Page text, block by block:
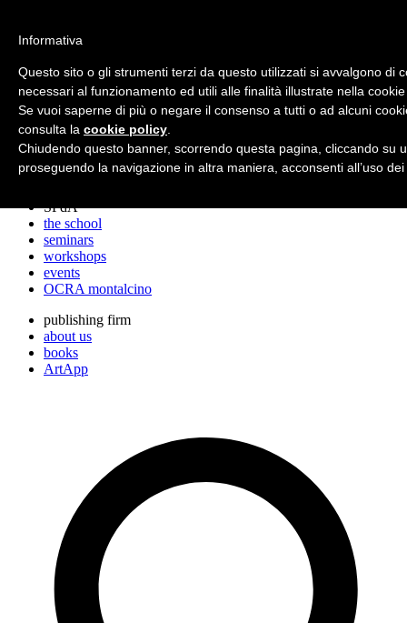
archos
the studio
projects
lectures
press cuttings
SPdA
the school
seminars
workshops
events
OCRA montalcino
publishing firm
about us
books
ArtApp
Informativa
Questo sito o gli strumenti terzi da questo utilizzati si avvalgono di
necessari al funzionamento ed utili alle finalità illustrate nella
Se vuoi saperne di più o negare il consenso a tutti o ad alcuni
consulta la cookie policy
Chiudendo questo banner, scorrendo questa pagina, cliccando su
proseguendo la navigazione in altra maniera, acconsenti all’uso